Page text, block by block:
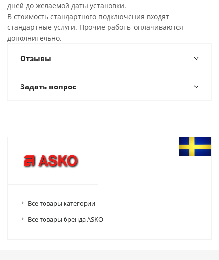
дней до желаемой даты установки.
В стоимость стандартного подключения входят
стандартные услуги. Прочие работы оплачиваются
дополнительно.
Отзывы
Задать вопрос
Все товары категории
Все товары бренда ASKO